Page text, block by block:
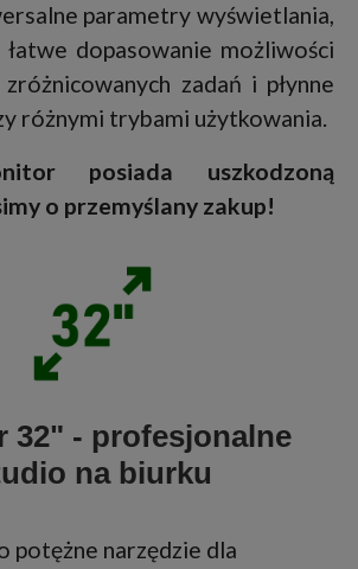
parametry wyświetlania,
dopasowanie możliwości
zadań i płynne
różnymi trybami użytkowania.
posiada uszkodzoną
o przemyślany zakup!
32" - profesjonalne
na biurku
potężne narzędzie dla